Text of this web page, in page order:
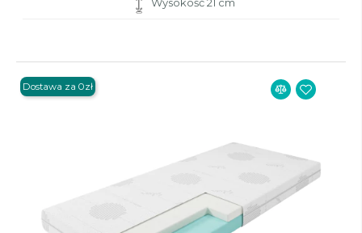
Wysokość 21 cm
Dostawa za 0zł